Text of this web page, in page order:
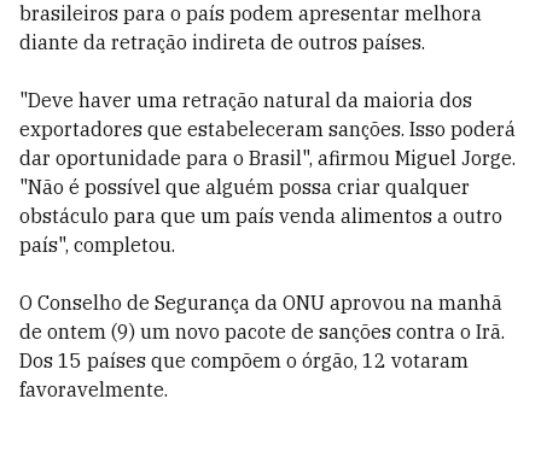
brasileiros para o país podem apresentar melhora
diante da retração indireta de outros países.
"Deve haver uma retração natural da maioria dos
exportadores que estabeleceram sanções. Isso poderá
dar oportunidade para o Brasil", afirmou Miguel Jorge.
"Não é possível que alguém possa criar qualquer
obstáculo para que um país venda alimentos a outro
país", completou.
O Conselho de Segurança da ONU aprovou na manhã
de ontem (9) um novo pacote de sanções contra o Irã.
Dos 15 países que compõem o órgão, 12 votaram
favoravelmente.